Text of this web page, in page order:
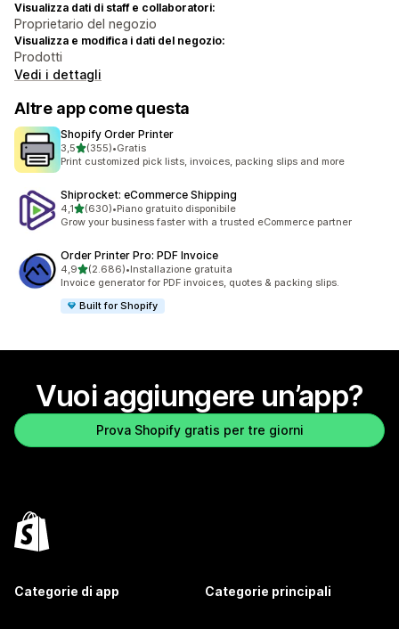
Visualizza dati di staff e collaboratori:
Proprietario del negozio
Visualizza e modifica i dati del negozio:
Prodotti
Vedi i dettagli
Altre app come questa
Shopify Order Printer
3,5stelle su 5
(355)
355 recensioni totali
•Gratis
Print customized pick lists, invoices, packing slips and more
Shiprocket: eCommerce Shipping
4,1stelle su 5
(630)
630 recensioni totali
•Piano gratuito disponibile
Grow your business faster with a trusted eCommerce partner
Order Printer Pro: PDF Invoice
4,9stelle su 5
(2.686)
2686 recensioni totali
•Installazione gratuita
Invoice generator for PDF invoices, quotes & packing slips.
Built for Shopify
Vuoi aggiungere un’app?
Prova Shopify gratis per tre giorni
Categorie di app Categorie principali